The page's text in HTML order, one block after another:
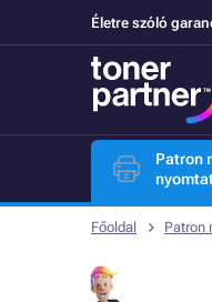
Életre szóló
Patron
Főoldal Patron